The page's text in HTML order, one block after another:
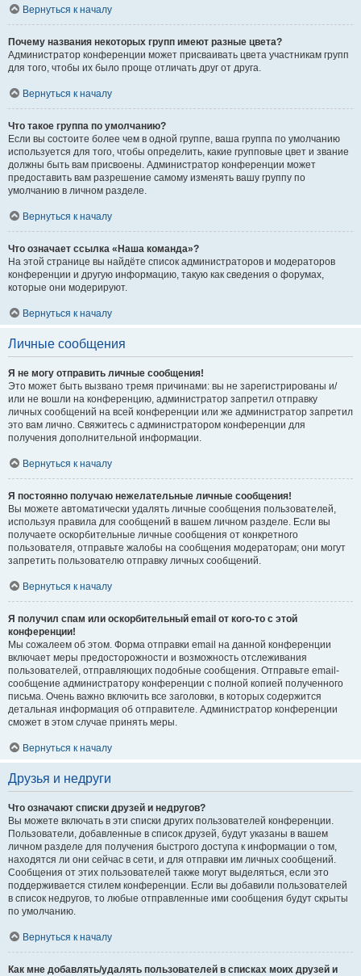
Вернуться к началу
Почему названия некоторых групп имеют разные цвета?
Администратор конференции может присваивать цвета участникам групп
для того, чтобы их было проще отличать друг от друга.
Вернуться к началу
Что такое группа по умолчанию?
Если вы состоите более чем в одной группе, ваша группа по умолчанию
используется для того, чтобы определить, какие групповые цвет и звание
должны быть вам присвоены. Администратор конференции может
предоставить вам разрешение самому изменять вашу группу по
умолчанию в личном разделе.
Вернуться к началу
Что означает ссылка «Наша команда»?
На этой странице вы найдёте список администраторов и модераторов
конференции и другую информацию, такую как сведения о форумах,
которые они модерируют.
Вернуться к началу
Личные сообщения
Я не могу отправить личные сообщения!
Это может быть вызвано тремя причинами: вы не зарегистрированы и/
или не вошли на конференцию, администратор запретил отправку
личных сообщений на всей конференции или же администратор запретил
это вам лично. Свяжитесь с администратором конференции для
получения дополнительной информации.
Вернуться к началу
Я постоянно получаю нежелательные личные сообщения!
Вы можете автоматически удалять личные сообщения пользователей,
используя правила для сообщений в вашем личном разделе. Если вы
получаете оскорбительные личные сообщения от конкретного
пользователя, отправьте жалобы на сообщения модераторам; они могут
запретить пользователю отправку личных сообщений.
Вернуться к началу
Я получил спам или оскорбительный email от кого-то с этой
конференции!
Мы сожалеем об этом. Форма отправки email на данной конференции
включает меры предосторожности и возможность отслеживания
пользователей, отправляющих подобные сообщения. Отправьте email-
сообщение администратору конференции с полной копией полученного
письма. Очень важно включить все заголовки, в которых содержится
детальная информация об отправителе. Администратор конференции
сможет в этом случае принять меры.
Вернуться к началу
Друзья и недруги
Что означают списки друзей и недругов?
Вы можете включать в эти списки других пользователей конференции.
Пользователи, добавленные в список друзей, будут указаны в вашем
личном разделе для получения быстрого доступа к информации о том,
находятся ли они сейчас в сети, и для отправки им личных сообщений.
Сообщения от этих пользователей также могут выделяться, если это
поддерживается стилем конференции. Если вы добавили пользователей
в список недругов, то любые отправленные ими сообщения будут скрыты
по умолчанию.
Вернуться к началу
Как мне добавлять/удалять пользователей в списках моих друзей и